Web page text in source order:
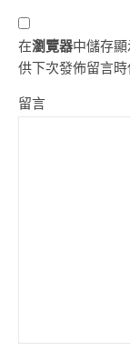
在瀏覽器中儲存
供下次發佈留言時
留言